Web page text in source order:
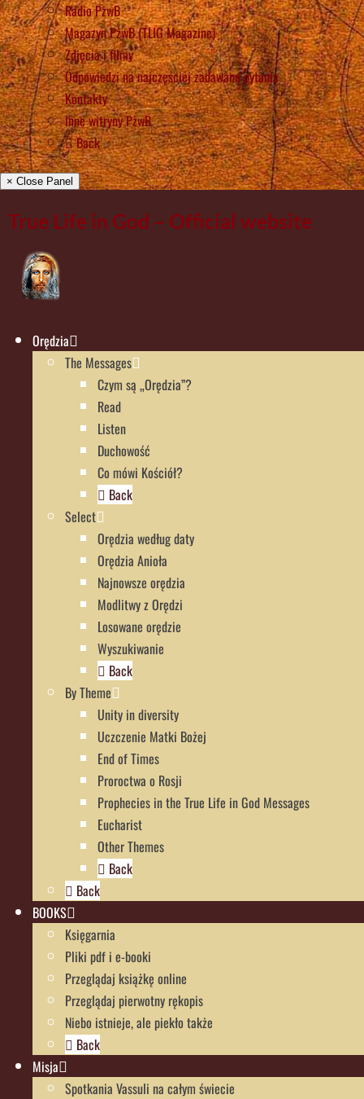
Radio PżwB
Magazyn PżwB (TLIG Magazine)
Zdjęcia i filmy
Odpowiedzi na najczęściej zadawane pytania
Kontakty
Inne witryny PżwB
Back
× Close Panel
True Life in God – Official website
Orędzia
The Messages
Czym są „Orędzia”?
Read
Listen
Duchowość
Co mówi Kościół?
Back
Select
Orędzia według daty
Orędzia Anioła
Najnowsze orędzia
Modlitwy z Orędzi
Losowane orędzie
Wyszukiwanie
Back
By Theme
Unity in diversity
Uczczenie Matki Bożej
End of Times
Proroctwa o Rosji
Prophecies in the True Life in God Messages
Eucharist
Other Themes
Back
Back
BOOKS
Księgarnia
Pliki pdf i e-booki
Przeglądaj książkę online
Przeglądaj pierwotny rękopis
Niebo istnieje, ale piekło także
Back
Misja
Spotkania Vassuli na całym świecie